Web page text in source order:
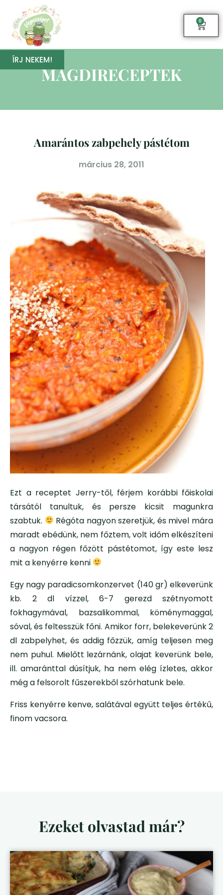
0
ÍRJ NEKEM!
MAGDIRECEPTEK
Amarántos zabpehely pástétom
március 28, 2011
Ezt a receptet Jerry-től, férjem korábbi főiskolai
társától tanultuk, és persze kicsit magunkra
szabtuk.
Régóta nagyon szeretjük, és mivel mára
maradt ebédünk, nem főztem, volt időm elkészíteni
a nagyon régen főzött pástétomot, így este lesz
mit a kenyérre kenni
Egy nagy paradicsomkonzervet (140 gr) elkeverünk
kb. 2 dl vízzel, 6-7 gerezd szétnyomott
fokhagymával, bazsalikommal, köménymaggal,
sóval, és feltesszük főni. Amikor forr, belekeverünk 2
dl zabpelyhet, és addig főzzük, amíg teljesen meg
nem puhul. Mielőtt lezárnánk, olajat keverünk bele,
ill. amaránttal dúsítjuk, ha nem elég ízletes, akkor
még a felsorolt fűszerekből szórhatunk bele.
Friss kenyérre kenve, salátával együtt teljes értékű,
finom vacsora.
Ezeket olvastad már?